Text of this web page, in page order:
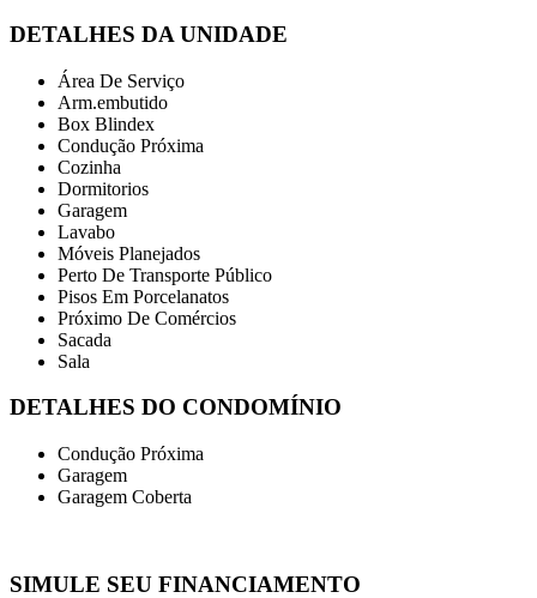
DETALHES DA UNIDADE
Área De Serviço
Arm.embutido
Box Blindex
Condução Próxima
Cozinha
Dormitorios
Garagem
Lavabo
Móveis Planejados
Perto De Transporte Público
Pisos Em Porcelanatos
Próximo De Comércios
Sacada
Sala
DETALHES DO CONDOMÍNIO
Condução Próxima
Garagem
Garagem Coberta
SIMULE SEU FINANCIAMENTO